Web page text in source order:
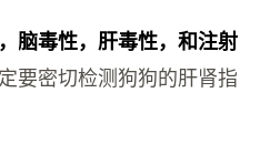
，脑毒性，肝毒性，和注射
要密切检测狗狗的肝肾指